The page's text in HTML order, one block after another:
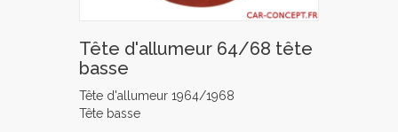
Tête d'allumeur 64/68 tête
basse
Tête d'allumeur 1964/1968
Tête basse